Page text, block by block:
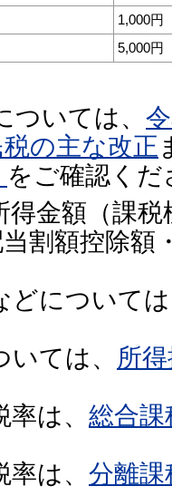
1,000円
5,000円
ついては、
の主な改正
をご確認くだ
得金額（課
割額控除額
どについて
ては、 所
は、 総合課
は、 分離課